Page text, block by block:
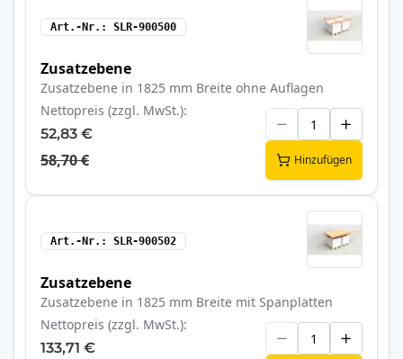
Art.-Nr. SLR-900500
Zusatzebene
Zusatzebene in 1825 mm Breite ohne Auflagen
Nettopreis (zzgl. MwSt.)
52,83 €
58,70 € Hinzufügen
Art.-Nr. SLR-900502
Zusatzebene
Zusatzebene in 1825 mm Breite mit Spanplatten
Nettopreis (zzgl. MwSt.)
133,71 €